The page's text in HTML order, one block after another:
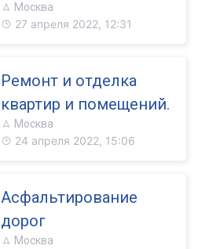
БИР ПЕКС
Москва
27 апреля 2022, 12:31
Ремонт и отделка
квартир и помещений.
Москва
24 апреля 2022, 15:06
Асфальтирование
дорог
Москва